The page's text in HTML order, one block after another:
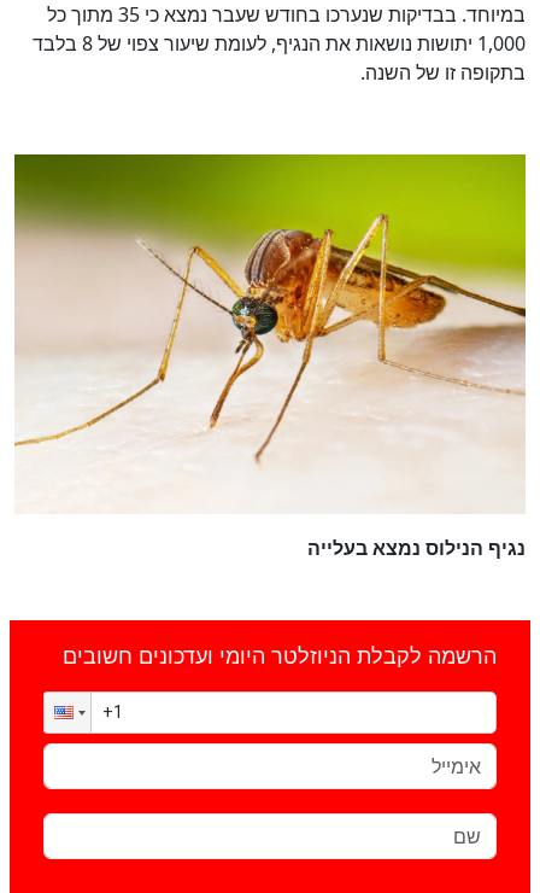
במיוחד. בבדיקות שנערכו בחודש שעבר נמצא כי 35 מתוך כל
1,000 יתושות נושאות את הנגיף, לעומת שיעור צפוי של 8 בלבד
בתקופה זו של השנה.
נגיף הנילוס נמצא בעלייה
הרשמה לקבלת הניוזלטר היומי ועדכונים חשובים